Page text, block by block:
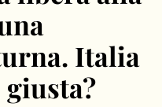
Italia